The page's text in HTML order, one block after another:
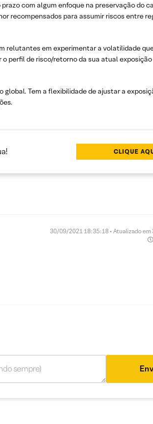
com algum enfoque na preservação do
recompensados para assumir riscos entre
relutantes em experimentar a volatilidade
perfil de risco/retorno da sua atual
Tem a flexibilidade de ajustar a
CLIQUE
30/09/2021 18:35:18 • Atualizado